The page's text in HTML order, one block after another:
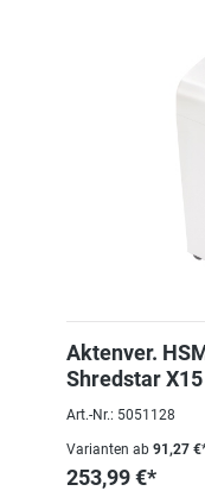
Aktenver.
Shredstar
Art.-Nr.: 5051128
Varianten ab 91,27
253,99 €*